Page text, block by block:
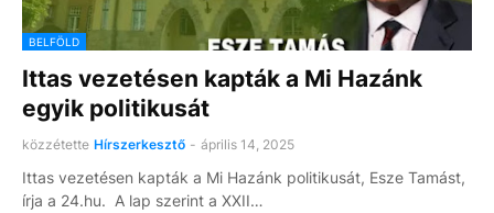
BELFÖLD
Ittas vezetésen kapták a Mi Hazánk
egyik politikusát
közzétette Hírszerkesztő - április 14, 2025
Ittas vezetésen kapták a Mi Hazánk politikusát, Esze Tamást,
írja a 24.hu. A lap szerint a XXII…